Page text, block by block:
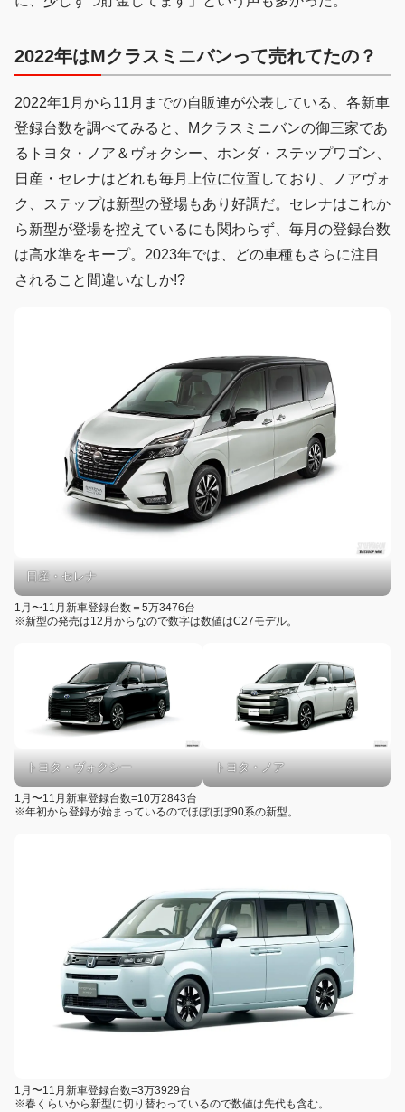
2022年はMクラスミニバンって売れてたの？
2022年1月から11月までの自販連が公表している、各新車
登録台数を調べてみると、Mクラスミニバンの御三家であ
るトヨタ・ノア＆ヴォクシー、ホンダ・ステップワゴン、
日産・セレナはどれも毎月上位に位置しており、ノアヴォ
ク、ステップは新型の登場もあり好調だ。セレナはこれか
ら新型が登場を控えているにも関わらず、毎月の登録台数
は高水準をキープ。2023年では、どの車種もさらに注目
されること間違いなしか!?
日産・セレナ
1月〜11月新車登録台数＝5万3476台
※新型の発売は12月からなので数字は数値はC27モデル。
トヨタ・ヴォクシー トヨタ・ノア
1月〜11月新車登録台数=10万2843台
※年初から登録が始まっているのでほぼほぼ90系の新型。
1月〜11月新車登録台数=3万3929台
※春くらいから新型に切り替わっているので数値は先代も含む。